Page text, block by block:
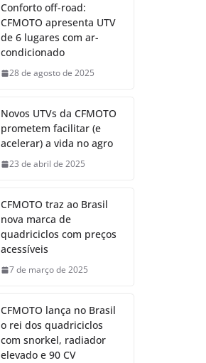
Conforto off-road:
CFMOTO apresenta UTV
de 6 lugares com ar-
condicionado
28 de agosto de 2025
Novos UTVs da CFMOTO
prometem facilitar (e
acelerar) a vida no agro
23 de abril de 2025
CFMOTO traz ao Brasil
nova marca de
quadriciclos com preços
acessíveis
7 de março de 2025
CFMOTO lança no Brasil
o rei dos quadriciclos
com snorkel, radiador
elevado e 90 CV